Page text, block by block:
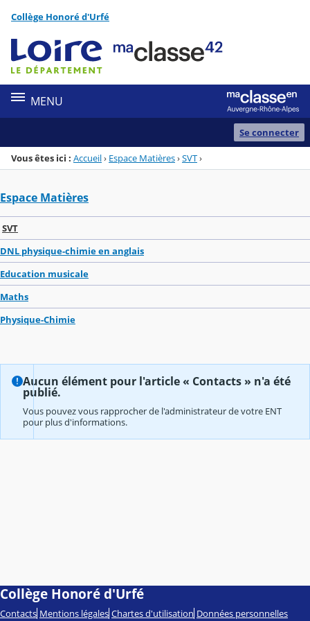
Menu de la rubrique
Contenu
Collège Honoré d'Urfé
MENU
Se connecter
Vous êtes ici : Accueil› Espace Matières›SVT›
Espace Matières
SVT
DNL physique-chimie en anglais
Education musicale
Maths
Physique-Chimie
Aucun élément pour l'article « Contacts » n'a été
publié.
Vous pouvez vous rapprocher de l'administrateur de votre ENT
pour plus d'informations.
Collège Honoré d'Urfé
Contacts Mentions légales Chartes d'utilisation Données personnelles